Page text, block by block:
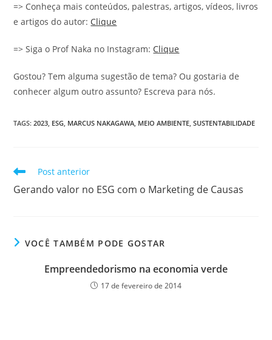
=> Conheça mais conteúdos, palestras, artigos, vídeos, livros
e artigos do autor: Clique
=> Siga o Prof Naka no Instagram: Clique
Gostou? Tem alguma sugestão de tema? Ou gostaria de
conhecer algum outro assunto? Escreva para nós.
TAGS:2023, ESG, MARCUS NAKAGAWA, MEIO AMBIENTE, SUSTENTABILIDADE
Post anterior
Gerando valor no ESG com o Marketing de Causas
VOCÊ TAMBÉM PODE GOSTAR
Empreendedorismo na economia verde
17 de fevereiro de 2014